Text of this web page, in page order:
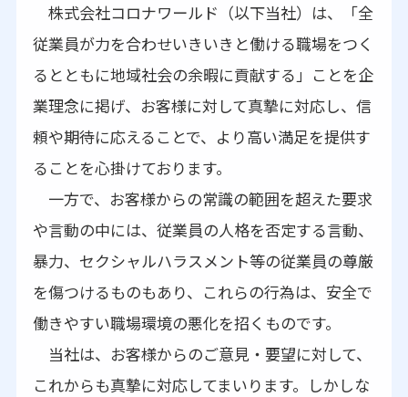
株式会社コロナワールド（以下当社）は、「全
従業員が力を合わせいきいきと働ける職場をつく
るとともに地域社会の余暇に貢献する」ことを企
業理念に掲げ、お客様に対して真摯に対応し、信
頼や期待に応えることで、より高い満足を提供す
ることを心掛けております。
一方で、お客様からの常識の範囲を超えた要求
や言動の中には、従業員の人格を否定する言動、
暴力、セクシャルハラスメント等の従業員の尊厳
を傷つけるものもあり、これらの行為は、安全で
働きやすい職場環境の悪化を招くものです。
当社は、お客様からのご意見・要望に対して、
これからも真摯に対応してまいります。しかしな